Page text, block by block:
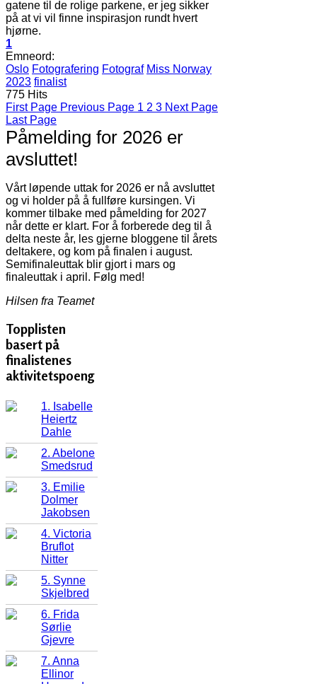
gatene til de rolige parkene, er jeg sikker
på at vi vil finne inspirasjon rundt hvert
hjørne.
1
Emneord:
Oslo Fotografering Fotograf Miss Norway
2023 finalist
775 Hits
First Page Previous Page 1 2 3 Next Page
Last Page
Påmelding for 2026 er
avsluttet!
Vårt løpende uttak for 2026 er nå avsluttet
og vi holder på å fullføre kursingen. Vi
kommer tilbake med påmelding for 2027
når dette er klart. For å forberede deg til å
delta neste år, les gjerne bloggene til årets
deltakere, og kom på finalen i august.
Semifinaleuttak blir gjort i mars og
finaleuttak i april. Følg med!
Hilsen fra Teamet
Topplisten
basert på
finalistenes
aktivitetspoeng
1. Isabelle
Heiertz
Dahle
2. Abelone
Smedsrud
3. Emilie
Dolmer
Jakobsen
4. Victoria
Bruflot
Nitter
5. Synne
Skjelbred
6. Frida
Sørlie
Gjevre
7. Anna
Ellinor